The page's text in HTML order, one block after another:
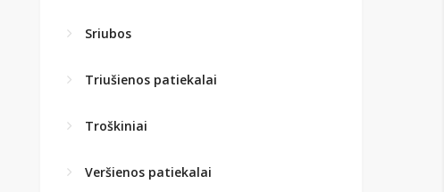
Sriubos
Triušienos patiekalai
Troškiniai
Veršienos patiekalai